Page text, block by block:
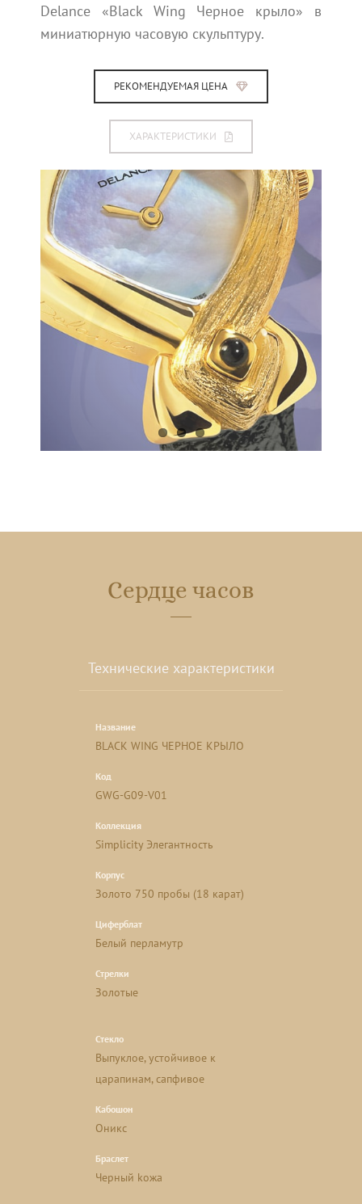
Delance «Black Wing Черное крыло» в
миниатюрную часовую скульптуру.
РЕКОМЕНДУЕМАЯ ЦЕНА
ХАРАКТЕРИСТИКИ
Сердце часов
Технические характеристики
Название
BLACK WING ЧЕРНОЕ КРЫЛО
Код
GWG-G09-V01
Коллекция
Simplicity Элегантность
Корпус
Золото 750 пробы (18 карат)
Циферблат
Белый перламутр
Стрелки
Золотые
Стекло
Выпуклое, устойчивое к
царапинам, сапфивое
Кабошон
Оникс
Браслет
Черный kожа